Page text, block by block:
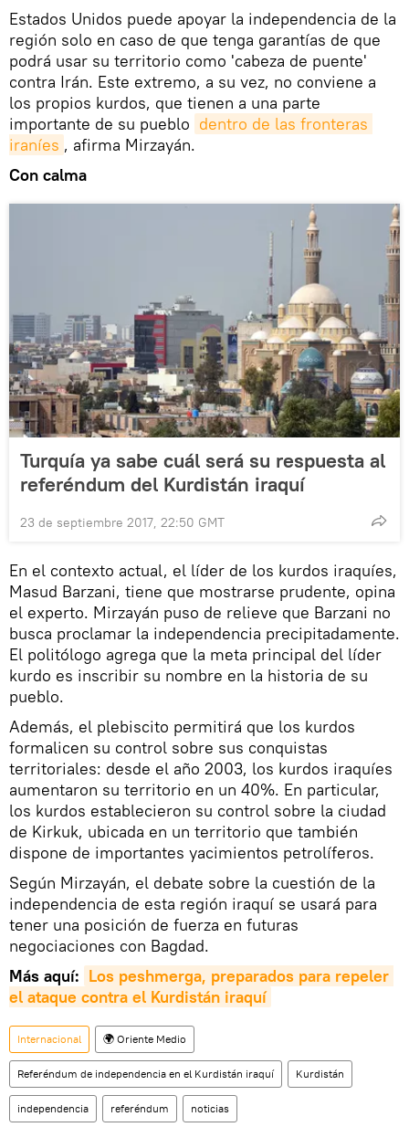
Estados Unidos puede apoyar la independencia de la
región solo en caso de que tenga garantías de que
podrá usar su territorio como 'cabeza de puente'
contra Irán. Este extremo, a su vez, no conviene a
los propios kurdos, que tienen a una parte
importante de su pueblo dentro de las fronteras
iraníes , afirma Mirzayán.
Con calma
Turquía ya sabe cuál será su respuesta al
referéndum del Kurdistán iraquí
23 de septiembre 2017, 22:50 GMT
En el contexto actual, el líder de los kurdos iraquíes,
Masud Barzani, tiene que mostrarse prudente, opina
el experto. Mirzayán puso de relieve que Barzani no
busca proclamar la independencia precipitadamente.
El politólogo agrega que la meta principal del líder
kurdo es inscribir su nombre en la historia de su
pueblo.
Además, el plebiscito permitirá que los kurdos
formalicen su control sobre sus conquistas
territoriales: desde el año 2003, los kurdos iraquíes
aumentaron su territorio en un 40%. En particular,
los kurdos establecieron su control sobre la ciudad
de Kirkuk, ubicada en un territorio que también
dispone de importantes yacimientos petrolíferos.
Según Mirzayán, el debate sobre la cuestión de la
independencia de esta región iraquí se usará para
tener una posición de fuerza en futuras
negociaciones con Bagdad.
Más aquí: Los peshmerga, preparados para repeler
el ataque contra el Kurdistán iraquí
Internacional 🌍 Oriente Medio
Referéndum de independencia en el Kurdistán iraquí Kurdistán
independencia referéndum noticias